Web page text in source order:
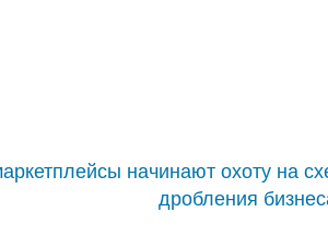
начинают охоту на
дробления